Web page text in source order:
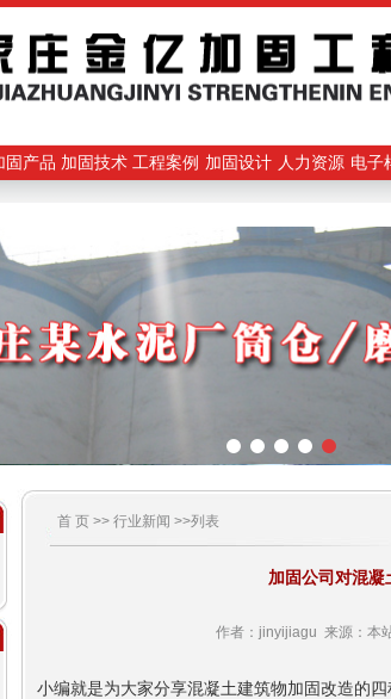
固产品 加固技术 工程案例 加固设计 人力资源 电子
首 页 >> 行业新闻 >>列表
加固公司对混
作者：jinyijiagu 来源：本
小编就是为大家分享混凝土建筑物加固改造的四